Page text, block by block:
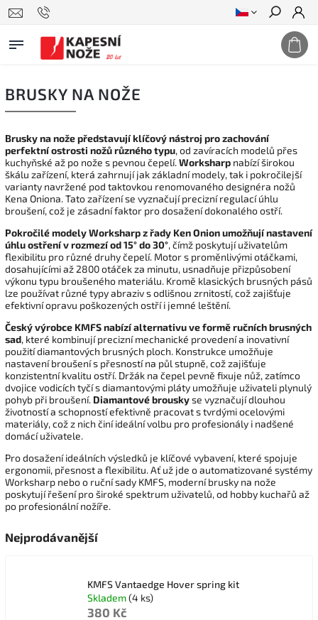
Hledat
BRUSKY NA NOŽE
Brusky na nože představují klíčový nástroj pro zachování
perfektní ostrosti nožů různého typu, od zavíracích modelů přes
kuchyňské až po nože s pevnou čepelí.Worksharp nabízí širokou
škálu zařízení, která zahrnují jak základní modely, tak i pokročilejší
varianty navržené pod taktovkou renomovaného designéra nožů
Kena Oniona. Tato zařízení se vyznačují precizní regulací úhlu
broušení, což je zásadní faktor pro dosažení dokonalého ostří.
Pokročilé modely Worksharp z řady Ken Onion umožňují nastavení
úhlu ostření v rozmezí od 15° do 30°, čímž poskytují uživatelům
flexibilitu pro různé druhy čepelí. Motor s proměnlivými otáčkami,
dosahujícími až 2800 otáček za minutu, usnadňuje přizpůsobení
výkonu typu broušeného materiálu. Kromě klasických brusných pásů
lze používat různé typy abraziv s odlišnou zrnitostí, což zajišťuje
efektivní opravu poškozených ostří i jemné leštění.
Český výrobce KMFS nabízí alternativu ve formě ručních brusných
sad, které kombinují precizní mechanické provedení a inovativní
použití diamantových brusných ploch. Konstrukce umožňuje
nastavení broušení s přesností na půl stupně, což zajišťuje
konzistentní kvalitu ostří. Držák na čepel pevně fixuje nůž, zatímco
dvojice vodicích tyčí s diamantovými pláty umožňuje uživateli plynulý
pohyb při broušení. Diamantové brouskyse vyznačují dlouhou
životností a schopností efektivně pracovat s tvrdými ocelovými
materiály, což z nich činí ideální volbu pro profesionály i nadšené
domácí uživatele.
Pro dosažení ideálních výsledků je klíčové vybavení, které spojuje
ergonomii, přesnost a flexibilitu. Ať už jde o automatizované systémy
Worksharp nebo o ruční sady KMFS, moderní brusky na nože
poskytují řešení pro široké spektrum uživatelů, od hobby kuchařů až
po profesionální nožíře.
Nejprodávanější
KMFS Vantaedge Hover spring kit
Skladem(4 ks)
380 Kč